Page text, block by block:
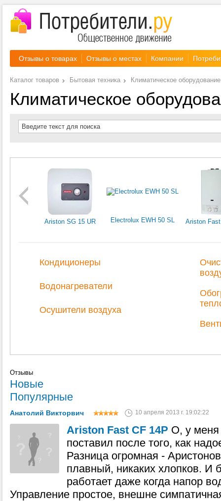
Отзывы о товарах Отзывы о местах Компании
Каталог товаров Бытовая техника Климатическое оборудование
Климатическое
Введите текст для поиска
Ariston SG 15 UR Electrolux EWH 50 SL Ariston
Кондиционеры
Водонагреватели
Осушители воздуха
Отзывы
Новые
Популярные
Анатолий Викторвич 10 апреля 2013 г. 19:02:22
Ariston Fast CF 14P О, у меня
поставил после того, как
Разница огромная -
плавный, никаких хлопков. И
работает даже когда напор
Управление простое, внешне